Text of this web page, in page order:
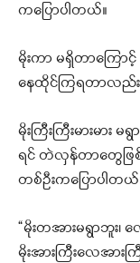
ကပြောပါတယ်။
မိုးကာ မရှိတာကြော
နေထိုင်ကြရတာလည်
မိုးကြီးကြီးမားမား
ရင် တဲလှန်တာတွေဖြ
တစ်ဦးကပြောပါတယ်
“မိုးတအားမရွာဘူး
မိုးအားကြီးလေအား